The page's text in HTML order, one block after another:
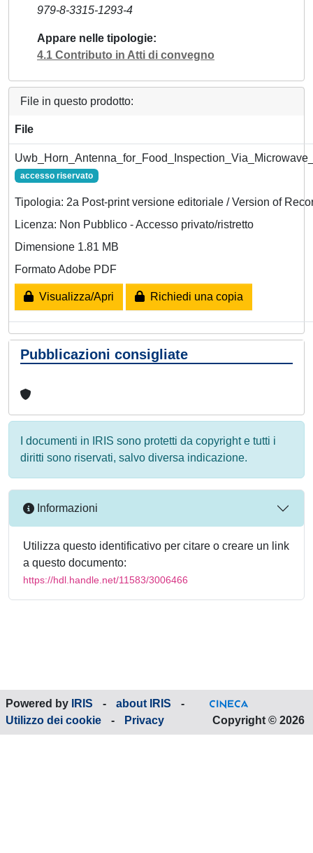
979-8-3315-1293-4
Appare nelle tipologie
4.1 Contributo in Atti di convegno
File in questo prodotto:
File
accesso riservato
Tipologia: 2a Post-print versione editoriale / Version of
Licenza: Non Pubblico - Accesso privato/ristretto
Dimensione 1.81 MB
Formato Adobe PDF
Visualizza/Apri Richiedi una copia
Pubblicazioni consigliate
I documenti in IRIS sono protetti da copyright e tutti i
diritti sono riservati, salvo diversa indicazione.
Informazioni
Utilizza questo identificativo per citare o creare un link
a questo documento:
https://hdl.handle.net/11583/3006466
Powered by IRIS - about IRIS
-
Utilizzo dei cookie
- Privacy Copyright © 2026